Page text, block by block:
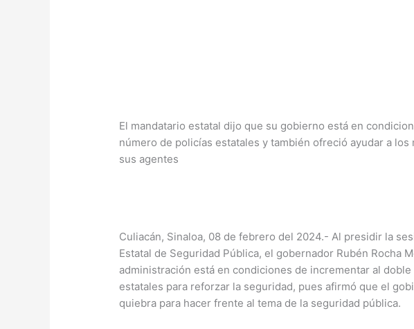
El mandatario estatal dijo que su gobierno está en
número de policías estatales y también ofreció ayudar a los
sus agentes
Culiacán, Sinaloa, 08 de febrero del 2024.- Al presidir la
Estatal de Seguridad Pública, el gobernador Rubén Rocha
administración está en condiciones de incrementar al
estatales para reforzar la seguridad, pues afirmó que el
quiebra para hacer frente al tema de la seguridad pública.